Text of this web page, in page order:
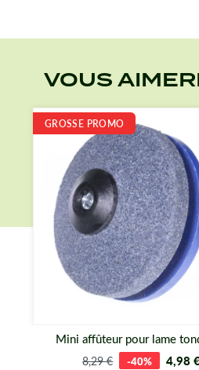
VOUS
GROSSE PROMO
Mini affûteur pour lame
8,29 € -40% 4,98